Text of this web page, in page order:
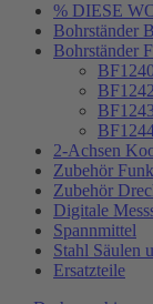
% DIESE
Bohrständer
Bohrständer
BF1242
BF1243
2-Achsen
Zubehör
Zubehör
Digitale
Spannmittel
Stahl Säulen
Ersatzteile